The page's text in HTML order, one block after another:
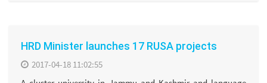
HRD Minister launches 17 RUSA projects
2017-04-18 11:02:55